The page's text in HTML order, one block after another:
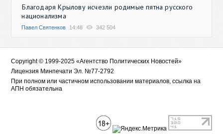
Благодаря Крылову исчезли родимые пятна русского
национализма
Павел Святенков 14:48 342 504
Copyright © 1999-2025 «Агентство Политических Новостей»
Лицензия Минпечати Эл. №77-2792
При полном или частичном использовании материалов, ссылка на
АПН обязательна